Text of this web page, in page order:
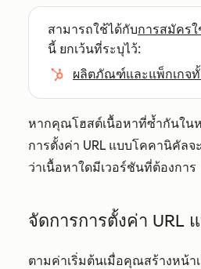
สามารถใช้ได้กับการสมัคร
นี้ ยกเว้นที่ระบุไว้:
ผลิตภัณฑ์และแพ็กเกจ
หากคุณโฮสต์เนื้อหาที่ซ้ำกันใน
การตั้งค่า URL แบบโคคานิคัล
ว่าเนื้อหาใดมีเวอร์ชันที่ต้องการ
จัดการการตั้งค่า URL
ตามค่าเริ่มต้นเมื่อคุณสร้างหน้า